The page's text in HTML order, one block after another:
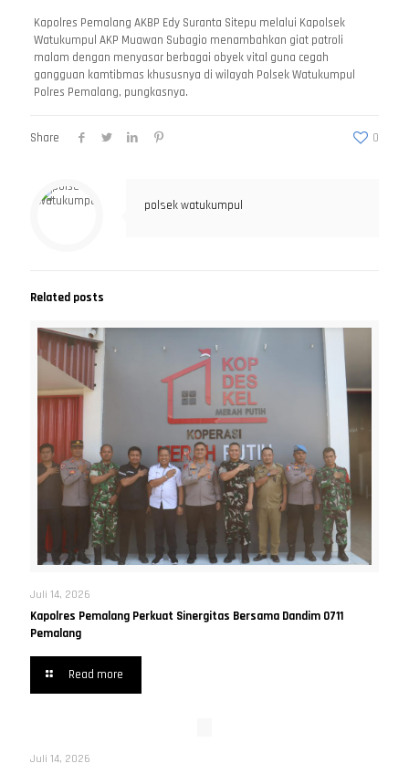
Kapolres Pemalang AKBP Edy Suranta Sitepu melalui Kapolsek
Watukumpul AKP Muawan Subagio menambahkan giat patroli
malam dengan menyasar berbagai obyek vital guna cegah
gangguan kamtibmas khususnya di wilayah Polsek Watukumpul
Polres Pemalang, pungkasnya.
Share 0
polsek watukumpul
Related posts
Juli 14, 2026
Kapolres Pemalang Perkuat Sinergitas Bersama Dandim 0711
Pemalang
Read more
Juli 14, 2026